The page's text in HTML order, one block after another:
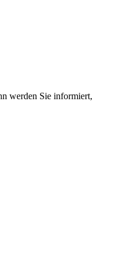
werden Sie informiert,